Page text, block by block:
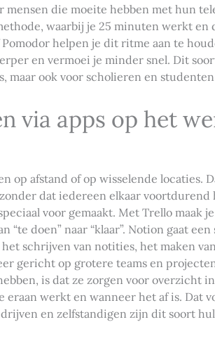
mensen die moeite hebben met hun
waarbij je 25 minuten werkt en
Pomodor helpen je dit ritme aan te
en vermoei je minder snel. Dit
maar ook voor scholieren en
via apps op het
op afstand of op wisselende locaties.
dat iedereen elkaar voortdurend
voor gemaakt. Met Trello maak
“te doen” naar “klaar”. Notion gaat
schrijven van notities, het maken
gericht op grotere teams en
is dat ze zorgen voor overzicht
eraan werkt en wanneer het af is. Dat
en zelfstandigen zijn dit soort